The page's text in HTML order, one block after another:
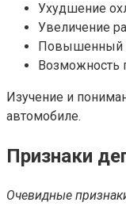
Ухудшение
Увеличение
Повышенный
Возможность
Изучение и
автомобиле.
Признаки
Очевидные